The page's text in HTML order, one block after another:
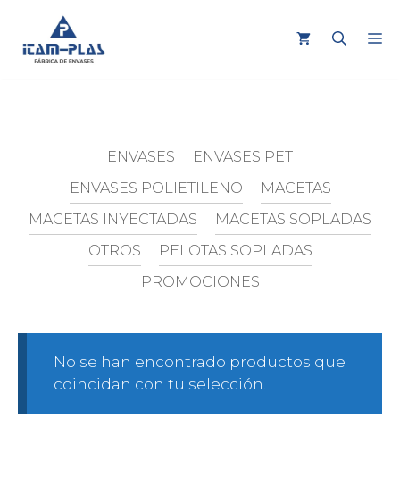
contenido
ENVASES
ENVASES PET
ENVASES POLIETILENO
MACETAS
MACETAS INYECTADAS
MACETAS SOPLADAS
OTROS
PELOTAS SOPLADAS
PROMOCIONES
No se han encontrado productos que
coincidan con tu selección.